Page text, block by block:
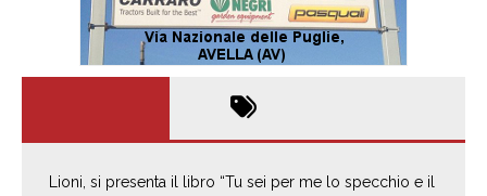
Lioni, si presenta il libro “Tu sei per me lo specchio e il